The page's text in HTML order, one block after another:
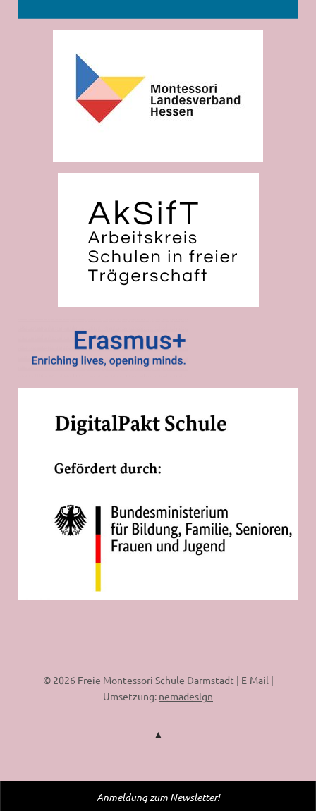
© 2026 Freie Montessori Schule Darmstadt | E-Mail |
Umsetzung: nemadesign
Anmeldung zum Newsletter!
WordPress Cookie Plugin von Real Cookie Banner